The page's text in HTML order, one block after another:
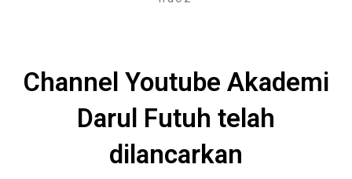
Channel Youtube Akademi
Darul Futuh telah
dilancarkan